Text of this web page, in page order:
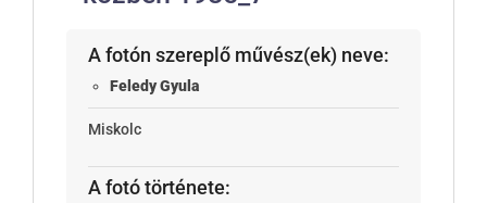
A fotón szereplő művész(ek) neve:
Feledy Gyula
Miskolc
A fotó története: